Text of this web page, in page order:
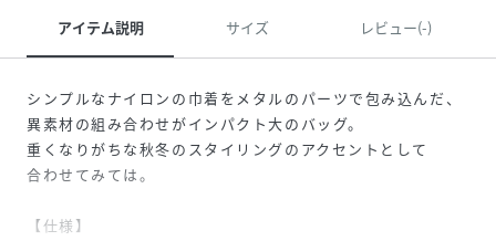
アイテム説明 サイズ レビュー(-)
シンプルなナイロンの巾着をメタルのパーツで包み込んだ、
異素材の組み合わせがインパクト大のバッグ。
重くなりがちな秋冬のスタイリングのアクセントとして
合わせてみては。
【仕様】